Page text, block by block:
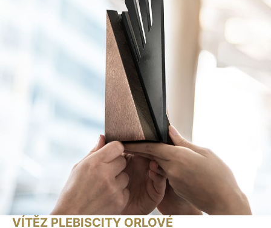
VÍTĚZ PLEBISCITY ORLOVÉ